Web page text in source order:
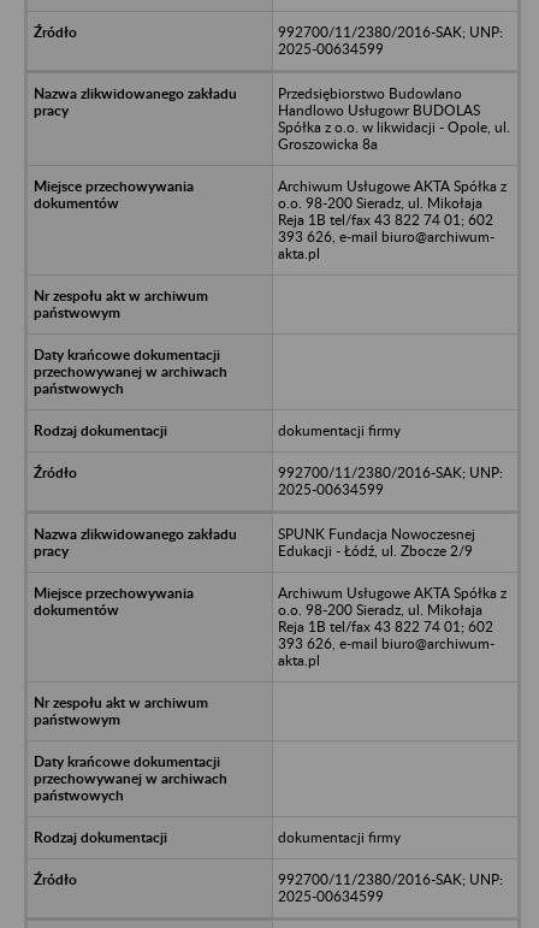
992700/11/2380/2016-SAK; UNP:
2025-00634599
Przedsiębiorstwo Budowlano
Handlowo Usługowr BUDOLAS
Spółka z o.o. w likwidacji - Opole, ul.
Groszowicka 8a
Archiwum Usługowe AKTA Spółka z
o.o. 98-200 Sieradz, ul. Mikołaja
Reja 1B tel/fax 43 822 74 01; 602
393 626, e-mail biuro@archiwum-
akta.pl
dokumentacji firmy
992700/11/2380/2016-SAK; UNP:
2025-00634599
SPUNK Fundacja Nowoczesnej
Edukacji - Łódź, ul. Zbocze 2/9
Archiwum Usługowe AKTA Spółka z
o.o. 98-200 Sieradz, ul. Mikołaja
Reja 1B tel/fax 43 822 74 01; 602
393 626, e-mail biuro@archiwum-
akta.pl
dokumentacji firmy
992700/11/2380/2016-SAK; UNP:
2025-00634599